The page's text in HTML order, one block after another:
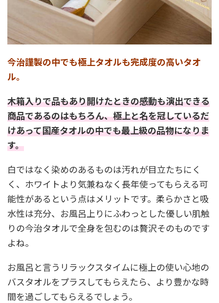
今治謹製の中でも極上タオルも完成度の高いタオ
ル。
木箱入りで品もあり開けたときの感動も演出できる
商品であるのはもちろん、極上と名を冠しているだ
けあって国産タオルの中でも最上級の品物になりま
す。
白ではなく染めのあるものは汚れが目立たちにく
く、ホワイトより気兼ねなく長年使ってもらえる可
能性があるという点はメリットです。柔らかさと吸
水性は充分、お風呂上りにふわっとした優しい肌触
りの今治タオルで全身を包むのは贅沢そのものです
よね。
お風呂と言うリラックスタイムに極上の使い心地の
バスタオルをプラスしてもらえたら、より豊かな時
間を過ごしてもらえるでしょう。